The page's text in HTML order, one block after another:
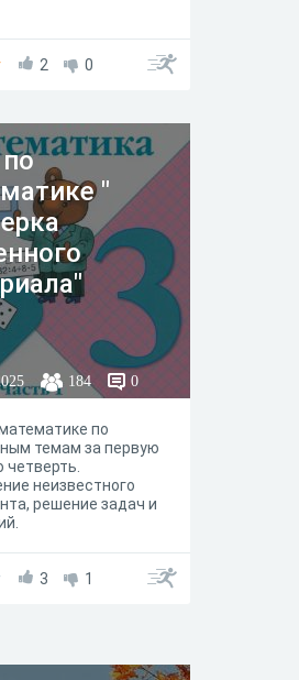
2 0
"
184 0
по
темам за первую
четверть.
неизвестного
решение задач и
3 1